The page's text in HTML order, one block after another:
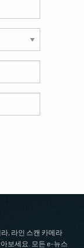
, 라인 스캔 카메라
보세요. 모든 e-뉴스